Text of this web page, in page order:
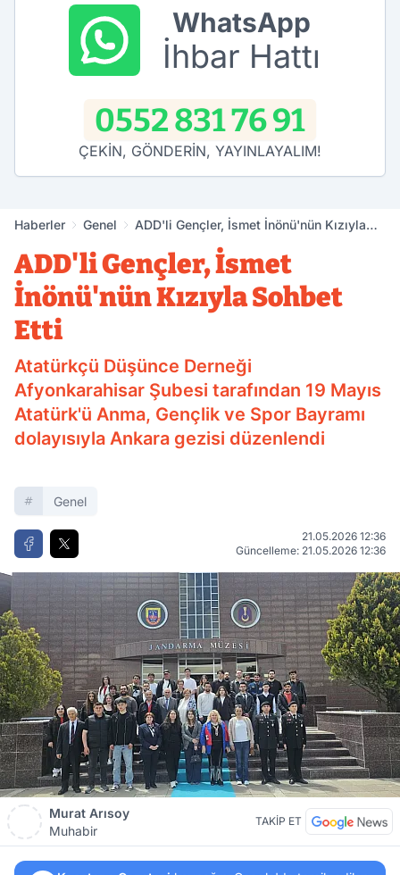
WhatsApp
İhbar Hattı
0552 831 76 91
ÇEKİN, GÖNDERİN, YAYINLAYALIM!
Haberler Genel
ADD'li Gençler, İsmet İnönü'nün Kızıyla
ADD'li Gençler, İsmet
İnönü'nün Kızıyla Sohbet
Etti
Atatürkçü Düşünce Derneği
Afyonkarahisar Şubesi tarafından 19 Mayıs
Atatürk'ü Anma, Gençlik ve Spor Bayramı
dolayısıyla Ankara gezisi düzenlendi
Genel
21.05.2026 12:36
Güncelleme: 21.05.2026 12:36
Murat Arısoy
Muhabir
TAKİP ET